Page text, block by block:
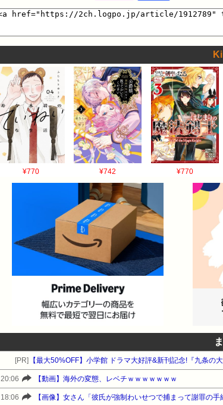
¥770 ¥742 ¥770
[PR] 【最大50%OFF】小学館 ドラマ大好評&新刊記念!『九条の
20:06 【動画】海外の変態、レベチｗｗｗｗｗｗｗ
18:06 【画像】女さん「彼氏が強制わいせつで捕まって謝罪の手